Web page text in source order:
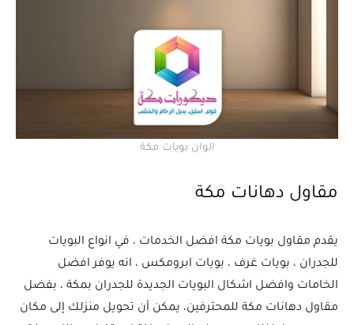
الوان بويات مكة
مقاول دهانات مكة
يقدم مقاول بويات مكة افضل الخدمات ، في انواع البويات
للجدران ، بويات غرف ، بويات ابرومكس ، انه يوفر افضل
الخامات وافضل اشكال البويات الجديدة للجدران بمكة ، بفضل
مقاول دهانات مكة للمحترفين، يمكن أن تحويل منزلك إلى مكان